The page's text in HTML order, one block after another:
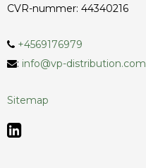
CVR-nummer: 44340216
+4569176979
: info@vp-distribution.com
Sitemap